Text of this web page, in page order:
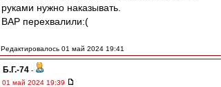
руками нужно наказывать.
ВАР перехвалили:(
Редактировалось 01 май 2024 19:41
Б.Г.-74 -
01 май 2024 19:39